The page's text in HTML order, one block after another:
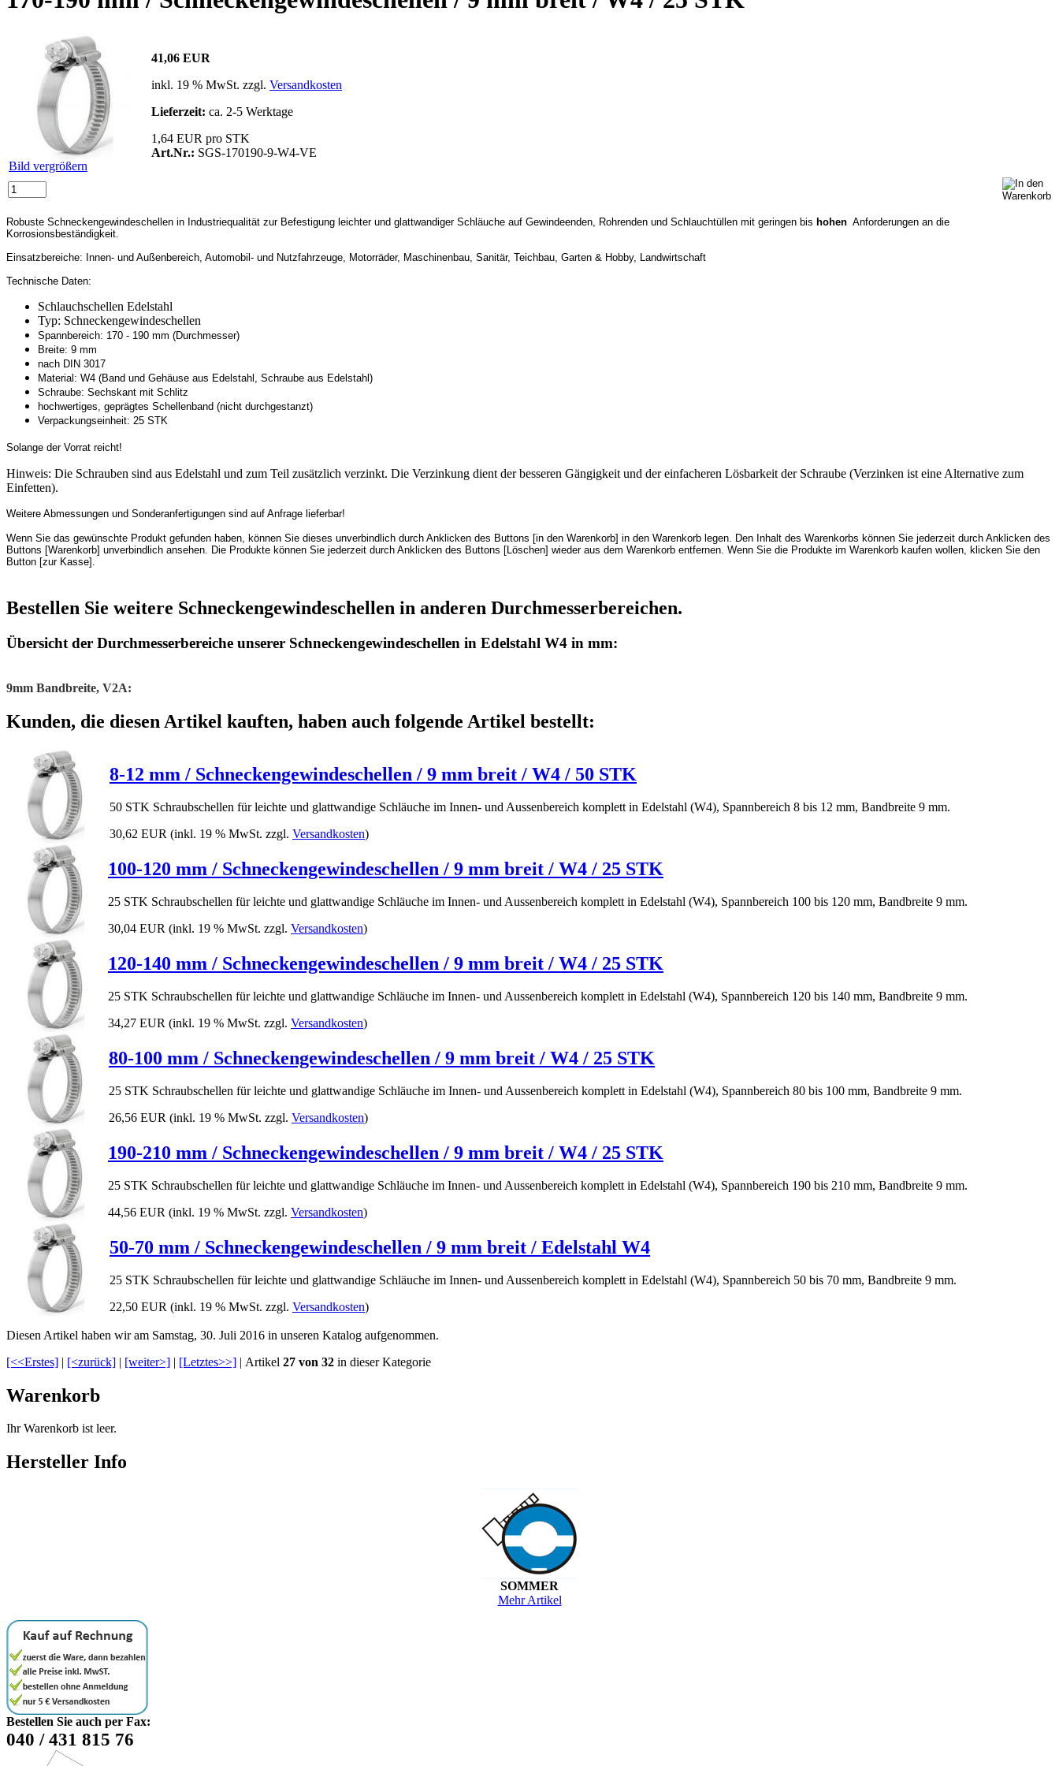
Bild vergrößern
41,06 EUR
inkl. 19 % MwSt. zzgl. Versandkosten
Lieferzeit: ca. 2-5 Werktage
1,64 EUR pro STK
Art.Nr.: SGS-170190-9-W4-VE
Robuste Schneckengewindeschellen in Industriequalität zur Befestigung leichter und glattwandiger Schläuche auf Gewindeenden, Rohrenden und Schlauchtüllen mit geringen bis hohen Anforderungen an die
Korrosionsbeständigkeit.
Einsatzbereiche: Innen- und Außenbereich, Automobil- und Nutzfahrzeuge, Motorräder, Maschinenbau, Sanitär, Teichbau, Garten & Hobby, Landwirtschaft
Technische Daten:
Schlauchschellen Edelstahl
Typ: Schneckengewindeschellen
Spannbereich: 170 - 190 mm (Durchmesser)
Breite: 9 mm
nach DIN 3017
Material: W4 (Band und Gehäuse aus Edelstahl, Schraube aus Edelstahl)
Schraube: Sechskant mit Schlitz
hochwertiges, geprägtes Schellenband (nicht durchgestanzt)
Verpackungseinheit: 25 STK
Solange der Vorrat reicht!
Hinweis: Die Schrauben sind aus Edelstahl und zum Teil zusätzlich verzinkt. Die Verzinkung dient der besseren Gängigkeit und der einfacheren Lösbarkeit der Schraube (Verzinken ist eine Alternative zum
Einfetten).
Weitere Abmessungen und Sonderanfertigungen sind auf Anfrage lieferbar!
Wenn Sie das gewünschte Produkt gefunden haben, können Sie dieses unverbindlich durch Anklicken des Buttons [in den Warenkorb] in den Warenkorb legen. Den Inhalt des Warenkorbs können Sie jederzeit durch Anklicken des
Buttons [Warenkorb] unverbindlich ansehen. Die Produkte können Sie jederzeit durch Anklicken des Buttons [Löschen] wieder aus dem Warenkorb entfernen. Wenn Sie die Produkte im Warenkorb kaufen wollen, klicken Sie den
Button [zur Kasse].
Bestellen Sie weitere Schneckengewindeschellen in anderen Durchmesserbereichen.
Übersicht der Durchmesserbereiche unserer Schneckengewindeschellen in Edelstahl W4 in mm:
9mm Bandbreite, V2A:
Kunden, die diesen Artikel kauften, haben auch folgende Artikel bestellt:
8-12 mm / Schneckengewindeschellen / 9 mm breit / W4 / 50 STK
50 STK Schraubschellen für leichte und glattwandige Schläuche im Innen- und Aussenbereich komplett in Edelstahl (W4), Spannbereich 8 bis 12 mm, Bandbreite 9 mm.
30,62 EUR (inkl. 19 % MwSt. zzgl. Versandkosten)
100-120 mm / Schneckengewindeschellen / 9 mm breit / W4 / 25 STK
25 STK Schraubschellen für leichte und glattwandige Schläuche im Innen- und Aussenbereich komplett in Edelstahl (W4), Spannbereich 100 bis 120 mm, Bandbreite 9 mm.
30,04 EUR (inkl. 19 % MwSt. zzgl. Versandkosten)
120-140 mm / Schneckengewindeschellen / 9 mm breit / W4 / 25 STK
25 STK Schraubschellen für leichte und glattwandige Schläuche im Innen- und Aussenbereich komplett in Edelstahl (W4), Spannbereich 120 bis 140 mm, Bandbreite 9 mm.
34,27 EUR (inkl. 19 % MwSt. zzgl. Versandkosten)
80-100 mm / Schneckengewindeschellen / 9 mm breit / W4 / 25 STK
25 STK Schraubschellen für leichte und glattwandige Schläuche im Innen- und Aussenbereich komplett in Edelstahl (W4), Spannbereich 80 bis 100 mm, Bandbreite 9 mm.
26,56 EUR (inkl. 19 % MwSt. zzgl. Versandkosten)
190-210 mm / Schneckengewindeschellen / 9 mm breit / W4 / 25 STK
25 STK Schraubschellen für leichte und glattwandige Schläuche im Innen- und Aussenbereich komplett in Edelstahl (W4), Spannbereich 190 bis 210 mm, Bandbreite 9 mm.
44,56 EUR (inkl. 19 % MwSt. zzgl. Versandkosten)
50-70 mm / Schneckengewindeschellen / 9 mm breit / Edelstahl W4
25 STK Schraubschellen für leichte und glattwandige Schläuche im Innen- und Aussenbereich komplett in Edelstahl (W4), Spannbereich 50 bis 70 mm, Bandbreite 9 mm.
22,50 EUR (inkl. 19 % MwSt. zzgl. Versandkosten)
Diesen Artikel haben wir am Samstag, 30. Juli 2016 in unseren Katalog aufgenommen.
[<<Erstes] | [<zurück] | [weiter>] | [Letztes>>] | Artikel 27 von 32 in dieser Kategorie
Warenkorb
Ihr Warenkorb ist leer.
Hersteller Info
SOMMER
Mehr Artikel
Bestellen Sie auch per Fax:
040 / 431 815 76